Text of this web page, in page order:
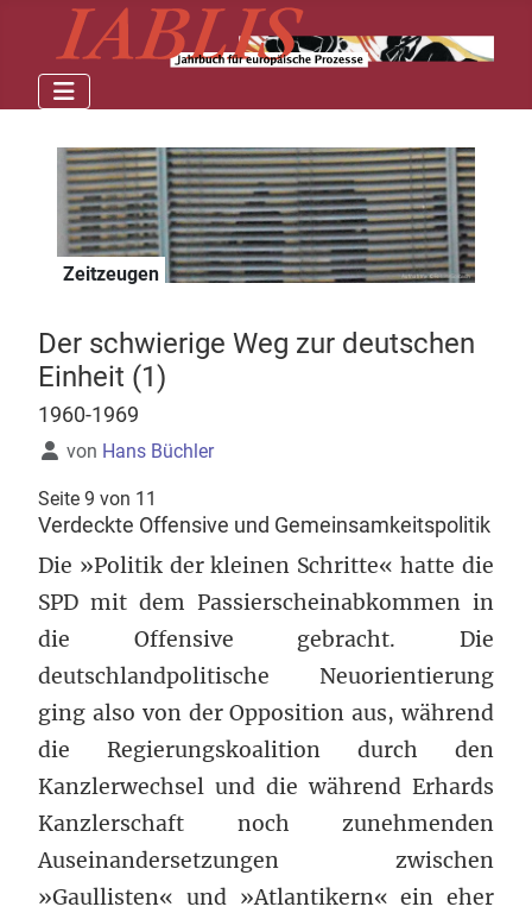
Zeitzeugen
Der schwierige Weg zur deutschen
Einheit (1)
1960-1969
Details
von Hans Büchler
Seite 9 von 11
Verdeckte Offensive und Gemeinsamkeitspolitik
Die »Politik der kleinen Schritte« hatte die
SPD mit dem Passierscheinabkommen in
die Offensive gebracht. Die
deutschlandpolitische Neuorientierung
ging also von der Opposition aus, während
die Regierungskoalition durch den
Kanzlerwechsel und die während Erhards
Kanzlerschaft noch zunehmenden
Auseinandersetzungen zwischen
»Gaullisten« und »Atlantikern« ein eher